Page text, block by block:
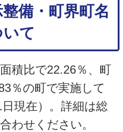
備・町界町名
て
積比で22.26％、町
％の町で実施して
現在）。詳細は総
わせください。